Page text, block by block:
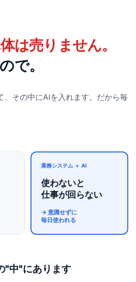
は売りません。
で。
、その中にAIを入れます。だから毎
業務システム ＋ AI
使わないと
仕事が回らない
→ 意識せずに
毎日使われる
"中"にあります